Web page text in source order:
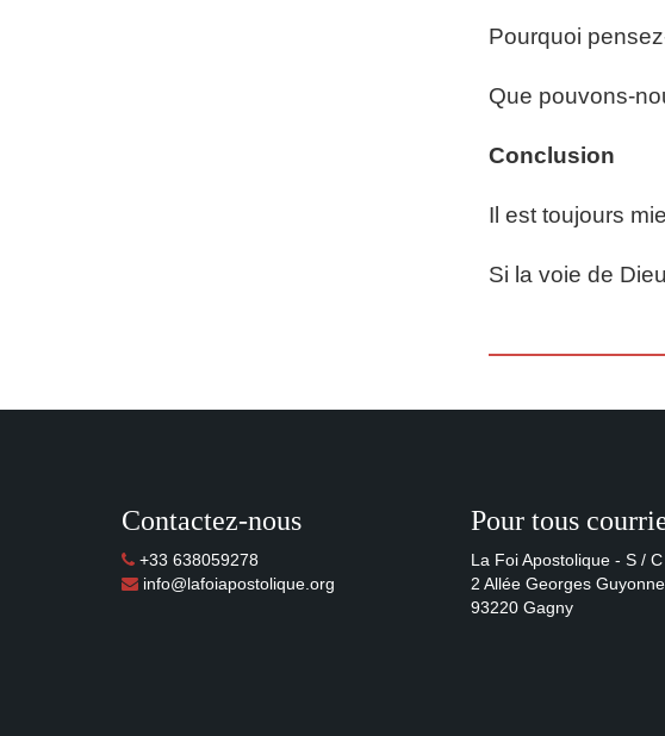
Pourquoi
Que pouvons-
Conclusion
Il est toujours
Si la voie de
Contactez-nous
+33 638059278
info@lafoiapostolique.org
Pour tous
La Foi Apostolique - S /
2 Allée Georges
93220 Gagny